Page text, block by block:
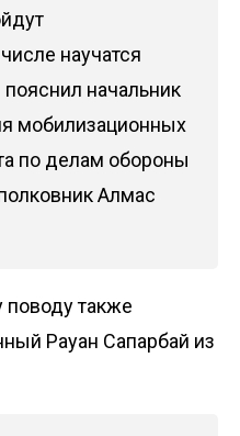
научатся
начальник
мобилизационных
по делам обороны
Алмас
также
Рауан Сапарбай из